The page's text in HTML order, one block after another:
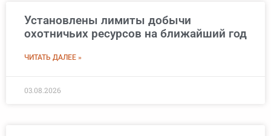
Установлены лимиты добычи
охотничьих ресурсов на ближайший год
ЧИТАТЬ ДАЛЕЕ »
03.08.2026